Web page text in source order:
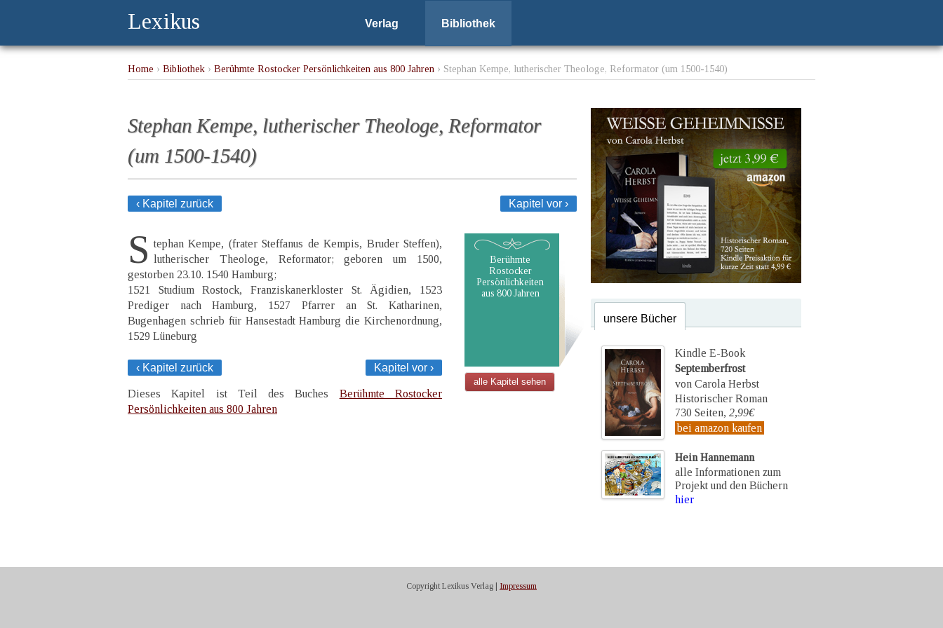
Lexikus Verlag Bibliothek
Home › Bibliothek › Berühmte Rostocker Persönlichkeiten aus 800 Jahren › Stephan Kempe, lutherischer Theologe, Reformator (um 1500-1540)
Stephan Kempe, lutherischer Theologe, Reformator
(um 1500-1540)
‹ Kapitel zurück Kapitel vor ›
S tephan Kempe, (frater Steffanus de Kempis, Bruder Steffen),
lutherischer Theologe, Reformator; geboren um 1500,
gestorben 23.10. 1540 Hamburg;
1521 Studium Rostock, Franziskanerkloster St. Ägidien, 1523
Prediger nach Hamburg, 1527 Pfarrer an St. Katharinen,
Bugenhagen schrieb für Hansestadt Hamburg die Kirchenordnung,
1529 Lüneburg
‹ Kapitel zurück Kapitel vor ›
Dieses Kapitel ist Teil des Buches Berühmte Rostocker
Persönlichkeiten aus 800 Jahren
Berühmte
Rostocker
Persönlichkeiten
aus 800 Jahren
alle Kapitel sehen
unsere Bücher
Kindle E-Book
Septemberfrost
von Carola Herbst
Historischer Roman
730 Seiten, 2,99€
bei amazon kaufen
Hein Hannemann
alle Informationen zum
Projekt und den Büchern
hier
Copyright Lexikus Verlag | Impressum